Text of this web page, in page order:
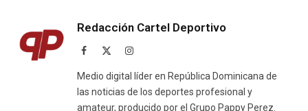
Redacción Cartel Deportivo
Facebook Instagram
Medio digital líder en República Dominicana de
las noticias de los deportes profesional y
amateur, producido por el Grupo Pappy Perez.